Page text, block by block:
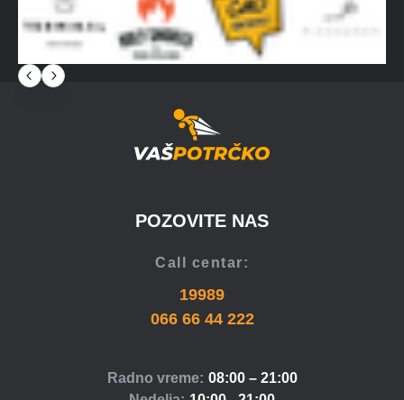
POZOVITE NAS
Call centar:
19989
066 66 44 222
Radno vreme: 08:00 – 21:00